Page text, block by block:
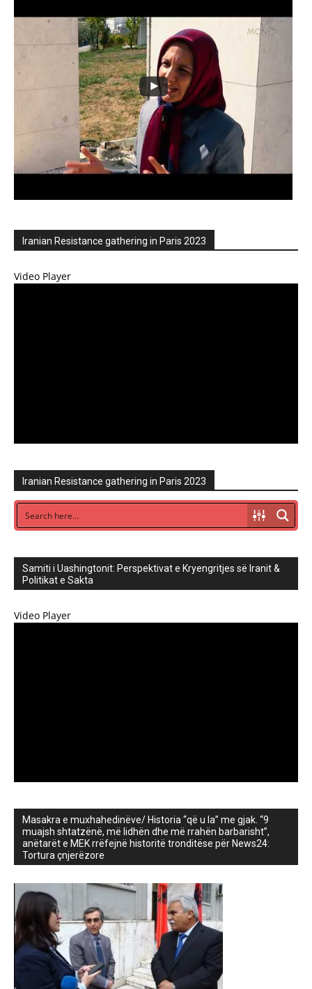
Iranian Resistance gathering in Paris 2023
Video Player
Iranian Resistance gathering in Paris 2023
Samiti i Uashingtonit: Perspektivat e Kryengritjes së Iranit &
Politikat e Sakta
Video Player
Masakra e muxhahedinëve/ Historia “që u la” me gjak. “9
muajsh shtatzënë, më lidhën dhe më rrahën barbarisht”,
anëtarët e MEK rrëfejnë historitë tronditëse për News24:
Tortura çnjerëzore